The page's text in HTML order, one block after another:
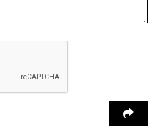
марихуана
Югозапад